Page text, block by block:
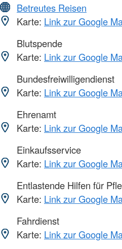
Betreutes Reisen
Karte: Link zur Google
Blutspende
Karte: Link zur Google
Bundesfreiwilligendienst
Karte: Link zur Google
Ehrenamt
Karte: Link zur Google
Einkaufsservice
Karte: Link zur Google
Entlastende Hilfen für
Karte: Link zur Google
Fahrdienst
Karte: Link zur Google